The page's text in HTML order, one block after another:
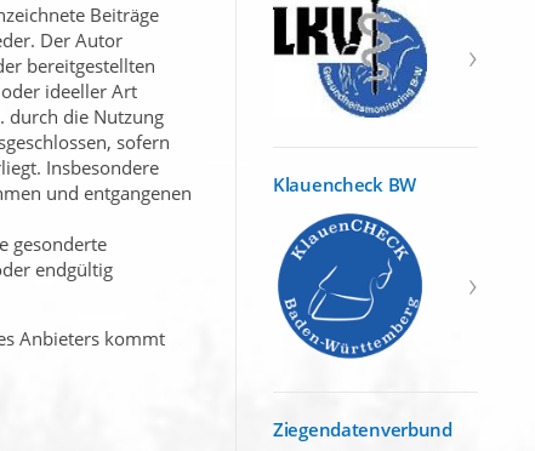
Beiträge
Der Autor
bereitgestellten
ideeller Art
durch die Nutzung
sofern
Insbesondere
und entgangenen
gesonderte
endgültig
Anbieters kommt
Klauencheck BW
Ziegendatenverbund